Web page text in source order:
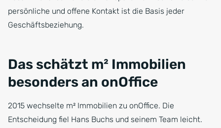
persönliche und offene Kontakt ist die Basis jeder
Geschäftsbeziehung.
Das schätzt m² Immobilien
besonders an onOffice
2015 wechselte m² Immobilien zu onOffice. Die
Entscheidung fiel Hans Buchs und seinem Team leicht.